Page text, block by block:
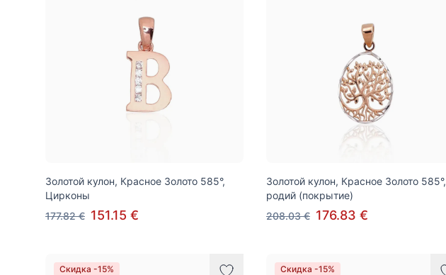
Золотой кулон, Красное Золото 585°,
Цирконы
177.82 € 151.15 €
Золотой кулон, Красное Золото 585°,
родий (покрытие)
208.03 € 176.83 €
Скидка -15% Скидка -15%